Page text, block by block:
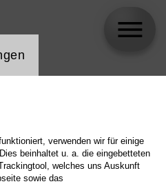
verwenden wir für einige
beinhaltet u. a. die eingebetteten
welches uns Auskunft
sowie das